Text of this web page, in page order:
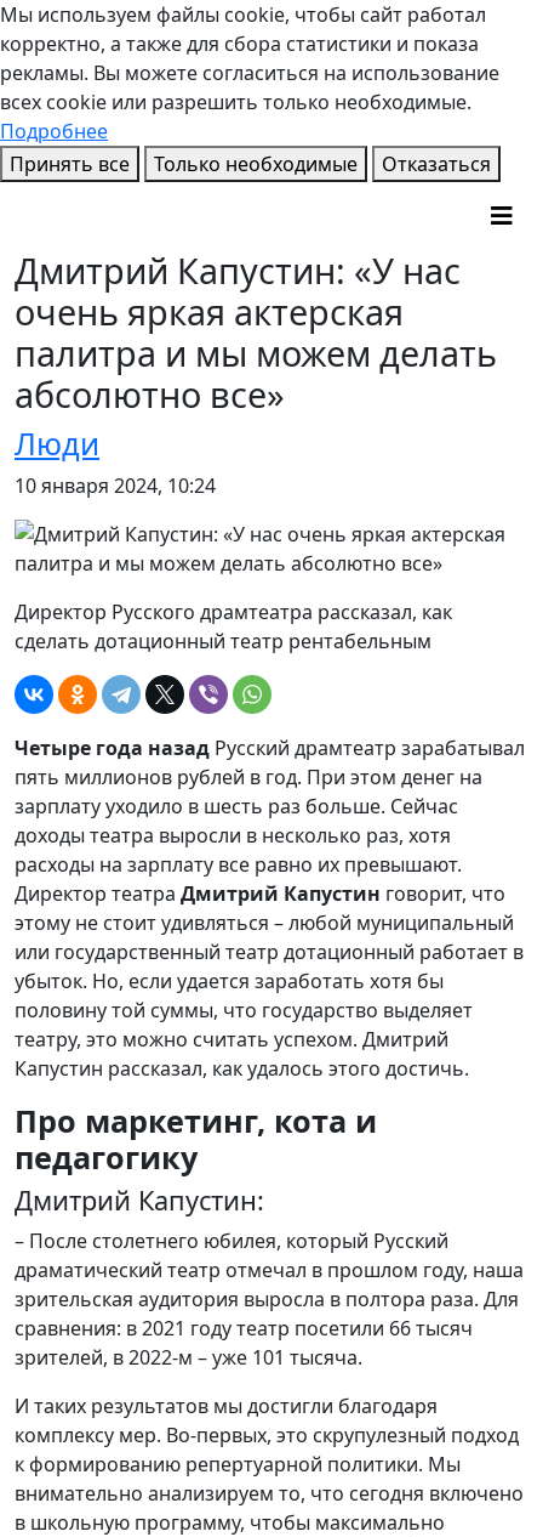
Мы используем файлы cookie, чтобы сайт работал
корректно, а также для сбора статистики и показа
рекламы. Вы можете согласиться на использование
всех cookie или разрешить только необходимые.
Подробнее
Принять все
Только необходимые Отказаться
Дмитрий Капустин: «У нас
очень яркая актерская
палитра и мы можем делать
абсолютно все»
Люди
10 января 2024, 10:24
Директор Русского драмтеатра рассказал, как
сделать дотационный театр рентабельным
Четыре года назад Русский драмтеатр зарабатывал
пять миллионов рублей в год. При этом денег на
зарплату уходило в шесть раз больше. Сейчас
доходы театра выросли в несколько раз, хотя
расходы на зарплату все равно их превышают.
Директор театра Дмитрий Капустин говорит, что
этому не стоит удивляться – любой муниципальный
или государственный театр дотационный работает в
убыток. Но, если удается заработать хотя бы
половину той суммы, что государство выделяет
театру, это можно считать успехом. Дмитрий
Капустин рассказал, как удалось этого достичь.
Про маркетинг, кота и
педагогику
Дмитрий Капустин:
– После столетнего юбилея, который Русский
драматический театр отмечал в прошлом году, наша
зрительская аудитория выросла в полтора раза. Для
сравнения: в 2021 году театр посетили 66 тысяч
зрителей, в 2022-м – уже 101 тысяча.
И таких результатов мы достигли благодаря
комплексу мер. Во-первых, это скрупулезный подход
к формированию репертуарной политики. Мы
внимательно анализируем то, что сегодня включено
в школьную программу, чтобы максимально